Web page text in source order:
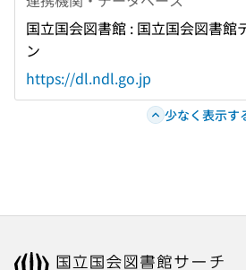
国立国会図書館 : 国立国会図書館
ン
https://dl.ndl.go.jp
少なく表示す